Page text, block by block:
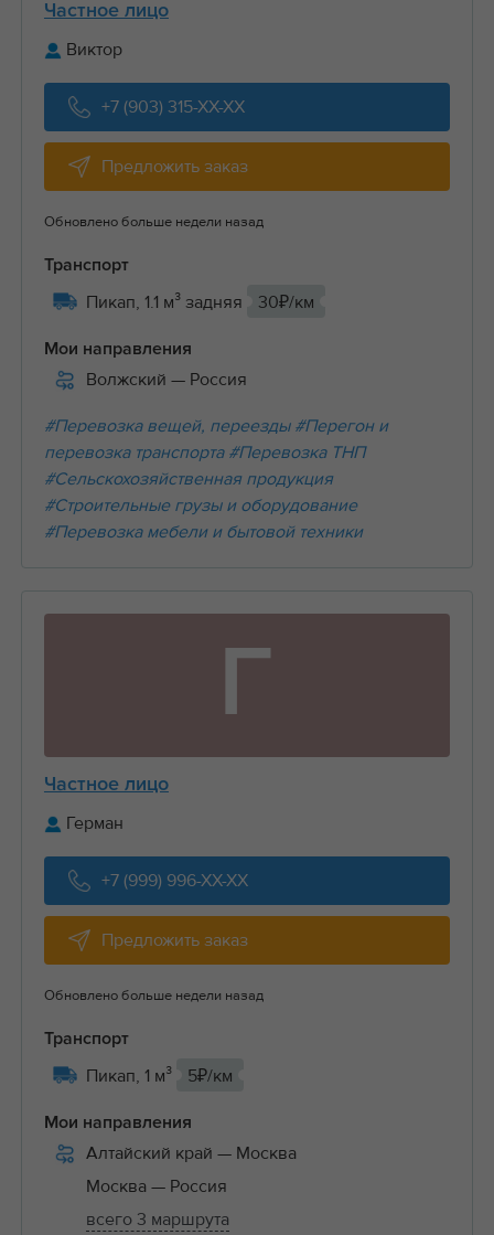
Частное лицо
Виктор
+7 (903) 315-XX-XX
Предложить заказ
Обновлено больше недели назад
Транспорт
Пикап, 1.1 м³ задняя 30₽/км
Мои направления
Волжский — Россия
#Перевозка вещей, переезды #Перегон и
перевозка транспорта #Перевозка ТНП
#Сельскохозяйственная продукция
#Строительные грузы и оборудование
#Перевозка мебели и бытовой техники
Г
Частное лицо
Герман
+7 (999) 996-XX-XX
Предложить заказ
Обновлено больше недели назад
Транспорт
Пикап, 1 м³ 5₽/км
Мои направления
Алтайский край — Москва
Москва — Россия
всего 3 маршрута